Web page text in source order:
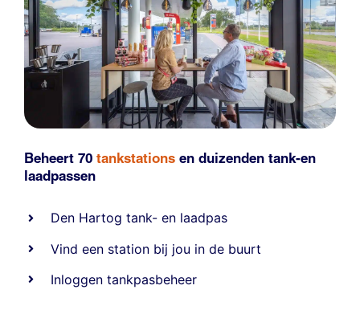
Beheert 70 tankstations en duizenden tank-en
laadpassen
Den Hartog tank- en laadpas
Vind een station bij jou in de buurt
Inloggen tankpasbeheer